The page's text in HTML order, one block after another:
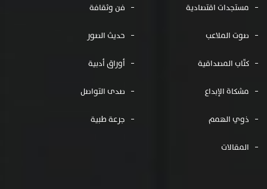
مستجدات اقتصادية فن وثقافة
صوت الملاعب حديث الصور
كتّاب المصداقية أوراق أدبية
مشكاة الإبداع صدى التواصل
ذوي الهمم جرعة طبية
المقالات